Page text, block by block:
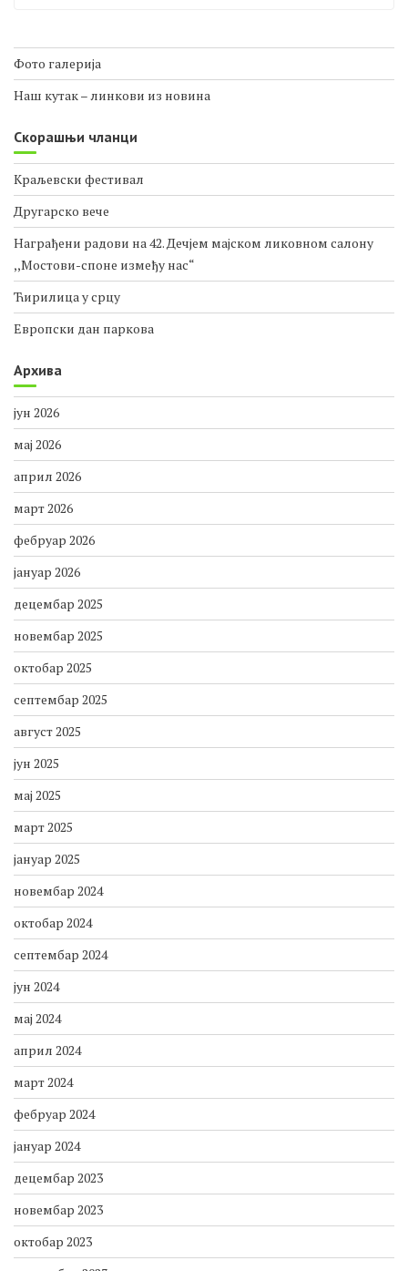
Фото галерија
Наш кутак – линкови из новина
Скорашњи чланци
Краљевски фестивал
Другарско вече
Награђени радови на 42. Дечјем мајском ликовном салону
,,Мостови-споне између нас“
Ћирилица у срцу
Европски дан паркова
Архива
јун 2026
мај 2026
април 2026
март 2026
фебруар 2026
јануар 2026
децембар 2025
новембар 2025
октобар 2025
септембар 2025
август 2025
јун 2025
мај 2025
март 2025
јануар 2025
новембар 2024
октобар 2024
септембар 2024
јун 2024
мај 2024
април 2024
март 2024
фебруар 2024
јануар 2024
децембар 2023
новембар 2023
октобар 2023